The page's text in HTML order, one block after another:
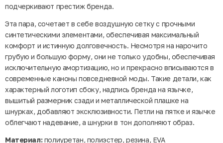
подчеркивают престиж бренда.
Эта пара, сочетает в себе воздушную сетку с прочными
синтетическими элементами, обеспечивая максимальный
комфорт и истинную долговечность. Несмотря на нарочито
грубую и большую форму, они не только удобны, обеспечивая
исключительную амортизацию, но и прекрасно вписываются в
современные каноны повседневной моды. Такие детали, как
характерный логотип сбоку, надпись бренда на язычке,
вышитый размерник сзади и металлической плашке на
шнурках, добавляют эксклюзивности. Петли на пятке и язычке
облегчают надевание, а шнурки в тон дополняют образ.
Материал:полиуретан, полиэстер, резина, EVA